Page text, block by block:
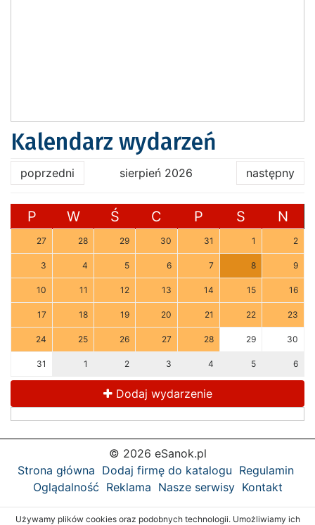
Kalendarz wydarzeń
poprzedni sierpień 2026 następny
P W Ś C P S N
27 28 29 30 31 1 2
3 4 5 6 7 8 9
10 11 12 13 14 15 16
17 18 19 20 21 22 23
24 25 26 27 28 29 30
31 1 2 3 4 5 6
Dodaj wydarzenie
© 2026 eSanok.pl
Strona główna Dodaj firmę do katalogu Regulamin
Oglądalność Reklama Nasze serwisy Kontakt
Używamy plików cookies oraz podobnych technologii. Umożliwiamy ich